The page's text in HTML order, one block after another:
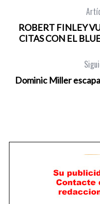
ROBERT FINLEY
CITAS CON EL
Dominic Miller